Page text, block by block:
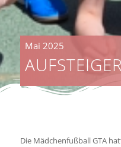
Mai 2025
Die Mädchenfußball GTA